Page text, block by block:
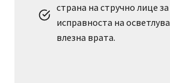
страна на стручно лице
исправноста на
влезна врата.